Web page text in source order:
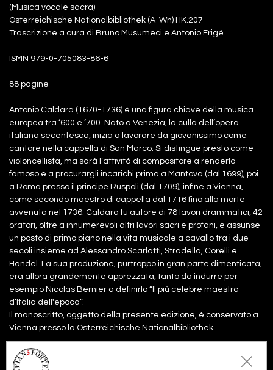
(Musica vocale sacra)
Österreichische Nationalbibliothek (A-Wn) HK.207
Trascrizione a cura di Bruno Musumeci e Antonio Frigé
ISMN 979-0-705083-86-6
88 pagine
Antonio Caldara (1670-1736) è una figura chiave della musica
europea tra ‘600 e ‘700. Nato a Venezia, la culla dell’opera
italiana secentesca, inizia a lavorare da giovanissimo come
cantore nella cappella di San Marco. Si distingue presto come
violoncellista, ma sarà l’attività di compositore a renderlo
famoso e a procurargli incarichi prima a Mantova (dal 1699), poi
a Roma presso il principe Ruspoli (dal 1709), infine a Vienna,
come secondo maestro di cappella dal 1716 fino alla morte
avvenuta nel 1736. Caldara fu autore di 78 lavori drammatici, 42
oratori, oltre a innumerevoli altri lavori sacri e profani, e assunse
un posto di primo piano nella vita musicale a cavallo tra i due
secoli insieme ad Alessandro Scarlatti, Stradella, Corelli e
Händel. La sua produzione, purtroppo in gran parte dimenticata,
era allora grandemente apprezzata, tanto da indurre per
esempio Nicolas Bernier a definirlo “Il più celebre maestro
d’Italia dell'epoca”.
Il manoscritto, oggetto della presente edizione, è conservato a
Vienna presso la Österreichische Nationalbibliothek.